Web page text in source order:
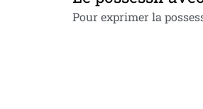
Pour exprimer la